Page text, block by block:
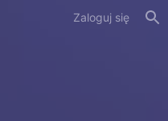
Zaloguj się